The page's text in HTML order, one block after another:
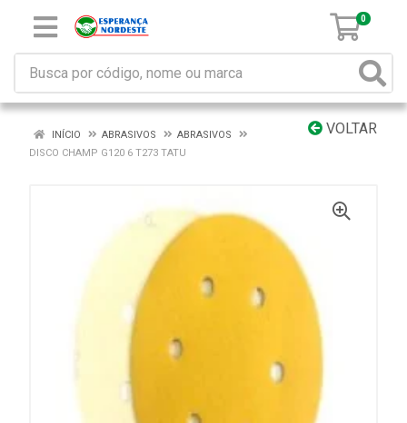
0
VOLTAR
INÍCIO ABRASIVOS
ABRASIVOS
DISCO CHAMP G120 6 T273 TATU